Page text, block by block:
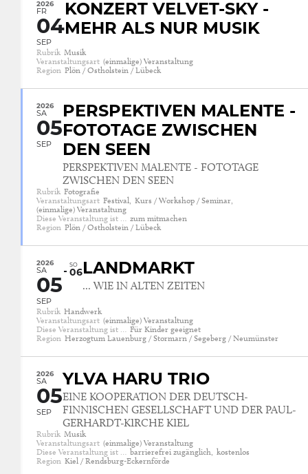
2026
FR
04
SEP
KONZERT VELVET-SKY -
MEHR ALS NUR MUSIK
Rubrik Musik
Veranstaltungsart (einmalige) Veranstaltung
Region Plön / Ostholstein / Lübeck
2026
SA
05
SEP
PERSPEKTIVEN MALENTE -
FOTOTAGE ZWISCHEN
DEN SEEN
PERSPEKTIVEN MALENTE - FOTOTAGE
ZWISCHEN DEN SEEN
Rubrik Fotografie
Veranstaltungsart Festival, Kurs / Workshop / Seminar,
(einmalige) Veranstaltung
Diese Veranstaltung ist … zum mitmachen
Region Plön / Ostholstein / Lübeck
2026
SA
05
SEP
SO
06LANDMARKT
... WIE IN ALTEN ZEITEN
Rubrik Handwerk
Veranstaltungsart (einmalige) Veranstaltung
Diese Veranstaltung ist … Für Kinder geeignet
Region Herzogtum Lauenburg / Stormarn / Segeberg / Neumünster
2026
SA
05
SEP
YLVA HARU TRIO
EINE KOOPERATION DER DEUTSCH-
FINNISCHEN GESELLSCHAFT UND DER PAUL-
GERHARDT-KIRCHE KIEL
Rubrik Musik
Veranstaltungsart (einmalige) Veranstaltung
Diese Veranstaltung ist … barrierefrei zugänglich, kostenlos
Region Kiel / Rendsburg-Eckernförde